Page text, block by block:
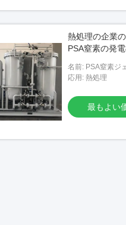
熱処理の企業
PSA窒素の発
名前: PSA窒素ジ
応用: 熱処理
最もよい